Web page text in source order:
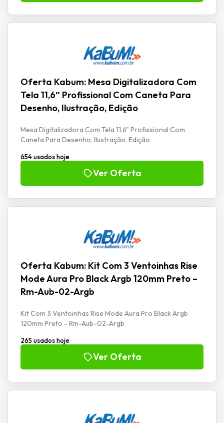
Oferta Kabum: Mesa Digitalizadora Com
Tela 11,6″ Profissional Com Caneta Para
Desenho, Ilustração, Edição
Mesa Digitalizadora Com Tela 11,6" Profissional Com
Caneta Para Desenho, Ilustração, Edição
654 usados hoje
Ver Oferta
Oferta Kabum: Kit Com 3 Ventoinhas Rise
Mode Aura Pro Black Argb 120mm Preto –
Rm-Aub-02-Argb
Kit Com 3 Ventoinhas Rise Mode Aura Pro Black Argb
120mm Preto - Rm-Aub-02-Argb
265 usados hoje
Ver Oferta